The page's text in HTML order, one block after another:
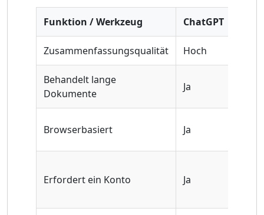
Funktion / Werkzeug ChatGPT
Zusammenfassungsqualität Hoch
Behandelt lange
Dokumente
Ja
Browserbasiert Ja
Erfordert ein Konto Ja